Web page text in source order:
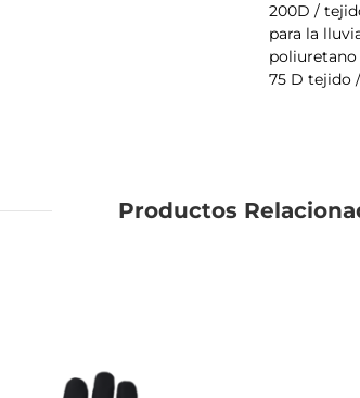
200D /
para la
poliuretano
75 D tejido
Productos